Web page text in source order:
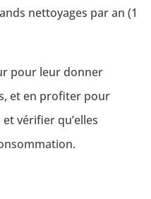
nettoyages par an (1
pour leur donner
et en profiter pour
vérifier qu’elles